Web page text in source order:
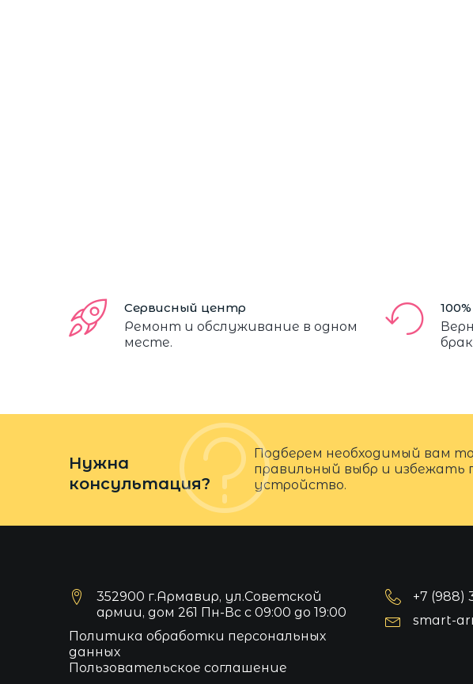
Сервисный центр
Ремонт и обслуживание в одном
месте.
Нужна
консультация?
Подберем необходимый вам
правильный выбр и избежать
устройство.
352900 г.Армавир, ул.Советской
армии, дом 261 Пн-Вс с 09:00 до 19:00
Политика обработки персональных
данных
Пользовательское соглашение
+7 (988)
smart-